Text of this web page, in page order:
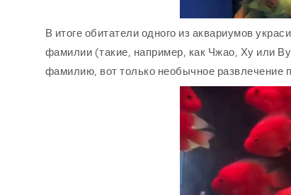
В итоге обитатели одного из аквариумов
фамилии (такие, например, как Чжао, Ху или
фамилию, вот только необычное развлечение